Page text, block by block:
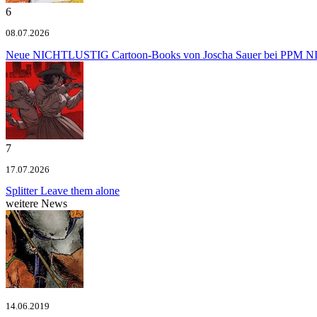
6
08.07.2026
Neue NICHTLUSTIG Cartoon-Books von Joscha Sauer bei PPM
7
17.07.2026
SplitterLeave them alone
weitere News
14.06.2019